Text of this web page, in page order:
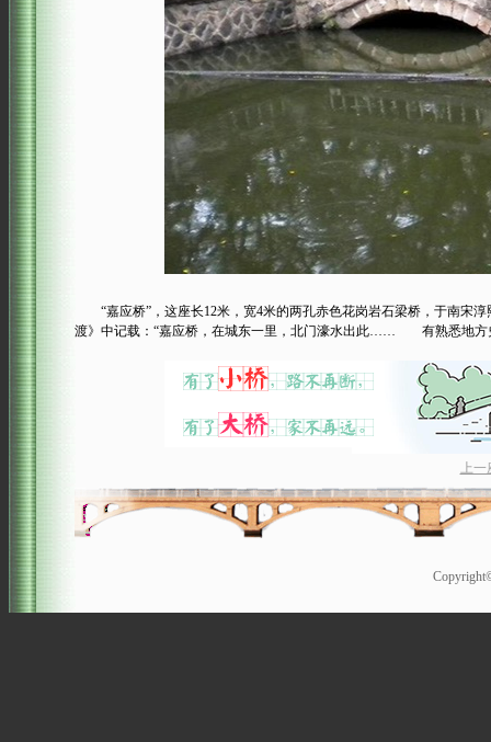
“嘉应桥”，这座长12米，宽4米的两孔赤色花岗岩石梁桥，于南宋淳
渡》中记载：“嘉应桥，在城东一里，北门濠水出此…… 有熟悉地方
上一